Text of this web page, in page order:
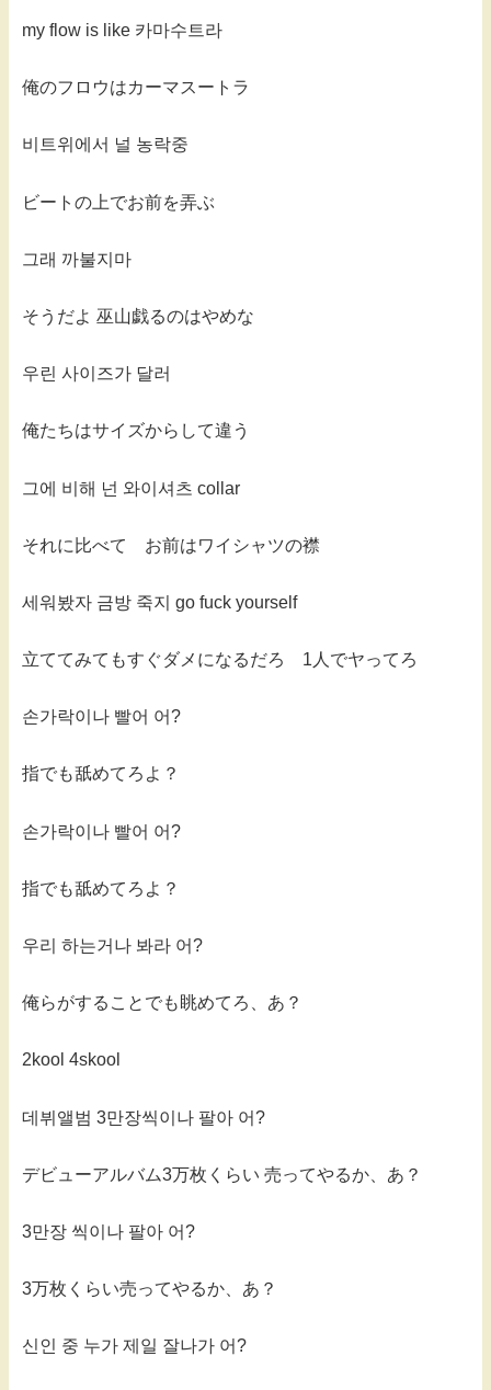
my flow is like 카마수트라
俺のフロウはカーマスートラ
비트위에서 널 농락중
ビートの上でお前を弄ぶ
그래 까불지마
そうだよ 巫山戯るのはやめな
우린 사이즈가 달러
俺たちはサイズからして違う
그에 비해 넌 와이셔츠 collar
それに比べて お前はワイシャツの襟
세워봤자 금방 죽지 go fuck yourself
立ててみてもすぐダメになるだろ 1人でヤってろ
손가락이나 빨어 어?
指でも舐めてろよ？
손가락이나 빨어 어?
指でも舐めてろよ？
우리 하는거나 봐라 어?
俺らがすることでも眺めてろ、あ？
2kool 4skool
데뷔앨범 3만장씩이나 팔아 어?
デビューアルバム3万枚くらい 売ってやるか、あ？
3만장 씩이나 팔아 어?
3万枚くらい売ってやるか、あ？
신인 중 누가 제일 잘나가 어?